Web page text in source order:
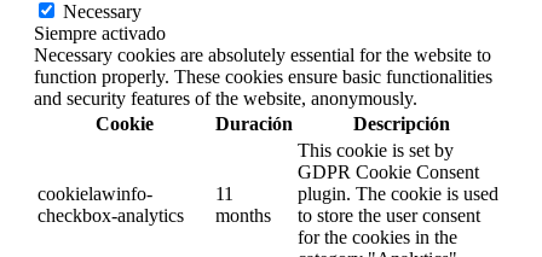
Necessary
Siempre activado
Necessary cookies are absolutely essential for the website to
function properly. These cookies ensure basic functionalities
and security features of the website, anonymously.
Cookie
Duración Descripción
cookielawinfo-
checkbox-analytics
11
months
This cookie is set by
GDPR Cookie Consent
plugin. The cookie is used
to store the user consent
for the cookies in the